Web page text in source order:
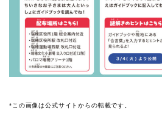
*この画像は公式サイトからの転載です。